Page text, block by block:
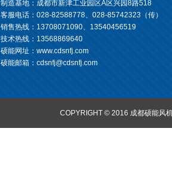
制造基地：成都市新津工业园区A区兴园8路518
客服电话：028-82588778、028-85742323（传）
销售热线：13708071090、13540456519
技术热线：13568869640
硕能网址：www.cdsnfj.com
硕能邮箱：cdsnfj@cdsnfj.com
COPYRIGHT © 2016 成都硕能风